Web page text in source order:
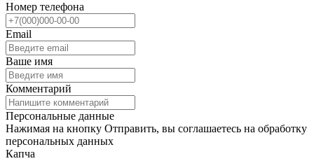
Номер телефона
Email
Ваше имя
Комментарий
Персональные данные
Нажимая на кнопку Отправить, вы соглашаетесь на обработку
персональных данных
Капча